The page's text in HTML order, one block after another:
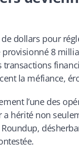
dollars pour
provisionné 8
la méfiance,
l’une des
hérité non